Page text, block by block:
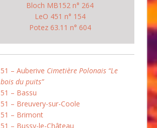
Bloch MB152 n° 264
LeO 451 n° 154
Potez 63.11 n° 604
51 – Auberive Cimetière Polonais “Le
bois du puits”
51 – Bassu
51 – Breuvery-sur-Coole
51 – Brimont
51 – Bussy-le-Château